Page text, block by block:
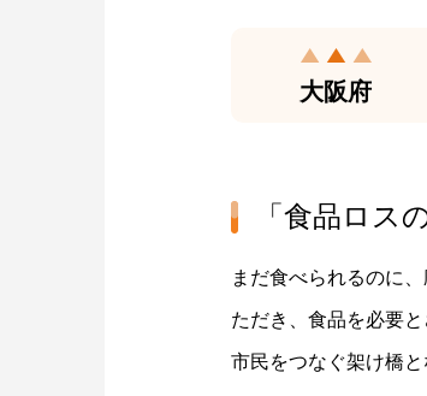
大阪府
「食品ロス
まだ食べられるのに
ただき、食品を必要
市民をつなぐ架け橋